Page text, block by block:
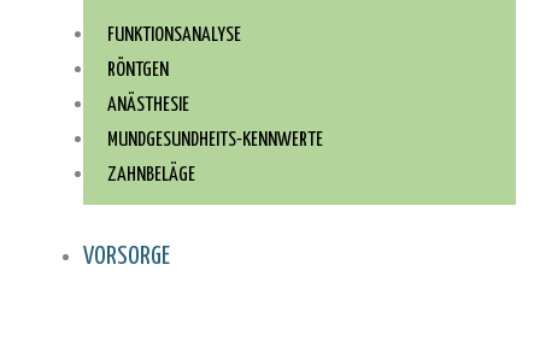
FUNKTIONSANALYSE
RÖNTGEN
ANÄSTHESIE
MUNDGESUNDHEITS-KENNWERTE
ZAHNBELÄGE
VORSORGE